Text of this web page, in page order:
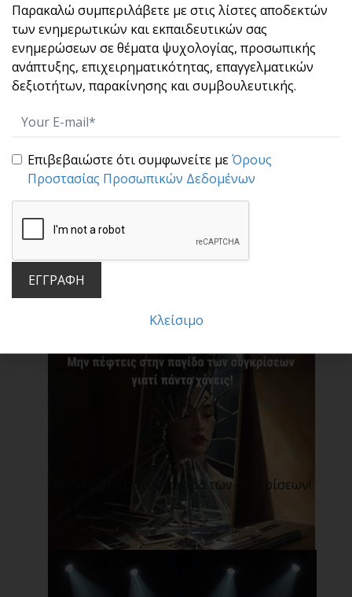
Το "αύριο" ανήκει στα παιδιά μας!
«Η κοινωνία μας γίνεται καλύτερη όταν οι
γέροι φυτ[...]
“STOP” : Μια άσκηση 10 δευτερολέπτων που
χτίζει αυτοκυριαρχία και ωριμότητα ηγεσίας.
Πολλές φορές, αυτό που καταστρέφει μια
Μην πέφτεις στην παγίδα των συγκρίσεων!
Σ[...]
Παρακαλώ συμπεριλάβετε με στις λίστες αποδεκτών
των ενημερωτικών και εκπαιδευτικών σας
ενημερώσεων σε θέματα ψυχολογίας, προσωπικής
ανάπτυξης, επιχειρηματικότητας, επαγγελματικών
δεξιοτήτων, παρακίνησης και συμβουλευτικής.
Επιβεβαιώστε ότι συμφωνείτε μεΌρους
Προστασίας Προσωπικών Δεδομένων
ΕΓΓΡΑΦΗ
Κλείσιμο